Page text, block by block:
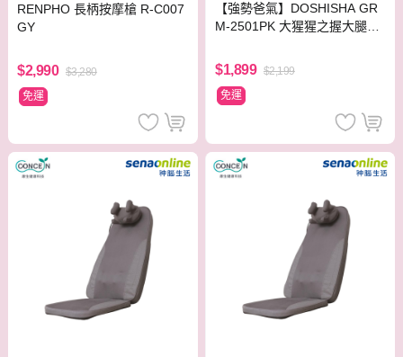
RENPHO 長柄按摩槍 R-C007
GY
$2,990 $3,280
免運
【強勢爸氣】DOSHISHA GR
M-2501PK 大猩猩之握大腿小
$1,899 $2,199
免運